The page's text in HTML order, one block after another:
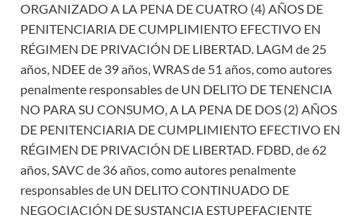
ORGANIZADO A LA PENA DE CUATRO (4) AÑOS DE
PENITENCIARIA DE CUMPLIMIENTO EFECTIVO EN
RÉGIMEN DE PRIVACIÓN DE LIBERTAD. LAGM de 25
años, NDEE de 39 años, WRAS de 51 años, como autores
penalmente responsables de UN DELITO DE TENENCIA
NO PARA SU CONSUMO, A LA PENA DE DOS (2) AÑOS
DE PENITENCIARIA DE CUMPLIMIENTO EFECTIVO EN
RÉGIMEN DE PRIVACIÓN DE LIBERTAD. FDBD, de 62
años, SAVC de 36 años, como autores penalmente
responsables de UN DELITO CONTINUADO DE
NEGOCIACIÓN DE SUSTANCIA ESTUPEFACIENTE